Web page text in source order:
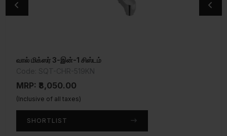
வால் மிக்ஸர் 3-இன்-1 சிஸ்டம்
MRP: ₹8,050.00
(Inclusive of all taxes)
SHORTLIST
டவல் ரெயில் 600mm லாங்
MRP: ₹1,500.00
(Inclusive of all taxes)
SHORTLIST